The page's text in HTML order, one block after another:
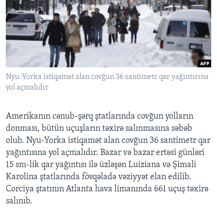
BIZI IZLƏYIN
Dillər
Nyu-Yorka istiqamət alan covğun 36 santimetr qar yağıntısına
yol açmalıdır
Amerikanın cənub-şərq ştatlarında covğun yolların
donması, bütün uçuşların təxirə salınmasına səbəb
olub. Nyu-Yorka istiqamət alan covğun 36 santimetr qar
yağıntısına yol açmalıdır. Bazar və bazar ertəsi günləri
15 sm-lik qar yağıntısı ilə üzləşən Luiziana və Şimali
Karolina ştatlarında fövqəladə vəziyyət elan edilib.
Corciya ştatının Atlanta hava limanında 661 uçuş təxirə
salınıb.